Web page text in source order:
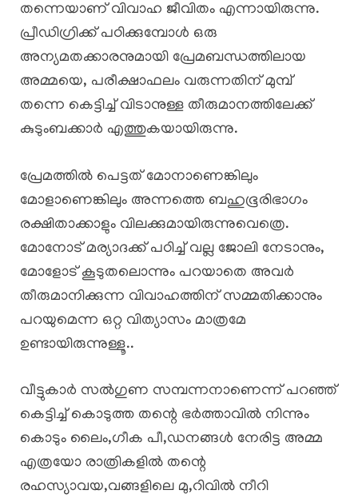
തന്നെയാണ് വിവാഹ ജീവിതം എന്നായിരുന്നു.
പ്രീഡിഗ്രിക്ക് പഠിക്കുമ്പോൾ ഒരു
അന്യമതക്കാരനുമായി പ്രേമബന്ധത്തിലായ
അമ്മയെ, പരീക്ഷാഫലം വരുന്നതിന് മുമ്പ്
തന്നെ കെട്ടിച്ച് വിടാനുള്ള തീരുമാനത്തിലേക്ക്
കുടുംബക്കാർ എത്തുകയായിരുന്നു.
പ്രേമത്തിൽ പെട്ടത് മോനാണെങ്കിലും
മോളാണെങ്കിലും അന്നത്തെ ബഹുഭൂരിഭാഗം
രക്ഷിതാക്കാളും വിലക്കുമായിരുന്നുവെത്രെ.
മോനോട് മര്യാദക്ക് പഠിച്ച് വല്ല ജോലി നേടാനും,
മോളോട് കൂടുതലൊന്നും പറയാതെ അവർ
തീരുമാനിക്കുന്ന വിവാഹത്തിന് സമ്മതിക്കാനും
പറയുമെന്ന ഒറ്റ വിത്യാസം മാത്രമേ
ഉണ്ടായിരുന്നുള്ളൂ..
വീട്ടുകാർ സൽഗുണ സമ്പന്നനാണെന്ന് പറഞ്ഞ്
കെട്ടിച്ച് കൊടുത്ത തന്റെ ഭർത്താവിൽ നിന്നും
കൊടും ലൈം,ഗീക പീ,ഡനങ്ങൾ നേരിട്ട അമ്മ
എത്രയോ രാത്രികളിൽ തന്റെ
രഹസ്യാവയ,വങ്ങളിലെ മു,റിവിൽ നീറി